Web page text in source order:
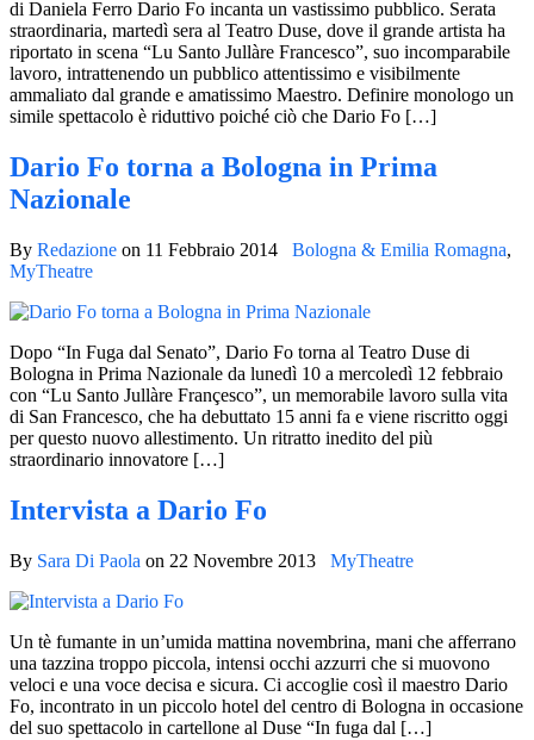
di Daniela Ferro Dario Fo incanta un vastissimo pubblico. Serata
straordinaria, martedì sera al Teatro Duse, dove il grande artista ha
riportato in scena “Lu Santo Jullàre Francesco”, suo incomparabile
lavoro, intrattenendo un pubblico attentissimo e visibilmente
ammaliato dal grande e amatissimo Maestro. Definire monologo un
simile spettacolo è riduttivo poiché ciò che Dario Fo […]
Dario Fo torna a Bologna in Prima
Nazionale
By Redazione on 11 Febbraio 2014 Bologna & Emilia Romagna,
MyTheatre
Dopo “In Fuga dal Senato”, Dario Fo torna al Teatro Duse di
Bologna in Prima Nazionale da lunedì 10 a mercoledì 12 febbraio
con “Lu Santo Jullàre Françesco”, un memorabile lavoro sulla vita
di San Francesco, che ha debuttato 15 anni fa e viene riscritto oggi
per questo nuovo allestimento. Un ritratto inedito del più
straordinario innovatore […]
Intervista a Dario Fo
By Sara Di Paola on 22 Novembre 2013 MyTheatre
Un tè fumante in un’umida mattina novembrina, mani che afferrano
una tazzina troppo piccola, intensi occhi azzurri che si muovono
veloci e una voce decisa e sicura. Ci accoglie così il maestro Dario
Fo, incontrato in un piccolo hotel del centro di Bologna in occasione
del suo spettacolo in cartellone al Duse “In fuga dal […]